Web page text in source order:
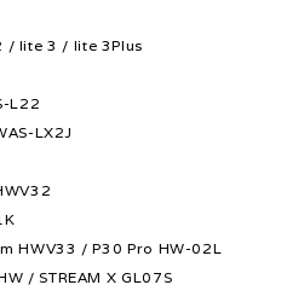
/ lite 3 / lite 3Plus
L22
LX2J
HWV33 / P30 Pro HW-02L
/ STREAM X GL07S